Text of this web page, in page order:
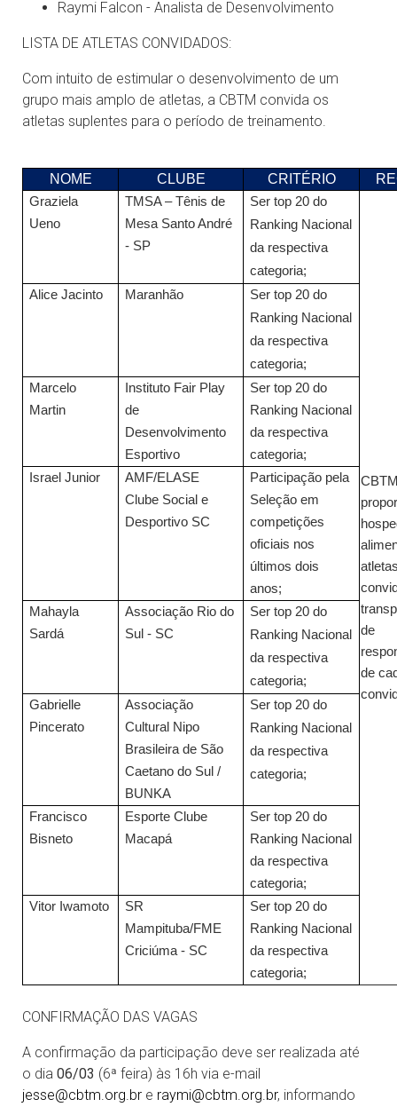
Raymi Falcon - Analista de Desenvolvimento
LISTA DE ATLETAS CONVIDADOS:
Com intuito de estimular o desenvolvimento de um
grupo mais amplo de atletas, a CBTM convida os
atletas suplentes para o período de treinamento.
NOME CLUBE CRITÉRIO
Graziela
Ueno
TMSA – Tênis de
Mesa Santo André
- SP
Ser top 20 do
Ranking Nacional
da respectiva
categoria;
de
de
Alice Jacinto Maranhão
Ser top 20 do
Ranking Nacional
da respectiva
categoria;
Marcelo
Martin
Instituto Fair Play
de
Desenvolvimento
Esportivo
Ser top 20 do
Ranking Nacional
da respectiva
categoria;
Israel Junior
AMF/ELASE
Clube Social e
Desportivo SC
Participação pela
Seleção em
competições
oficiais nos
últimos dois
anos;
Mahayla
Sardá
Associação Rio do
Sul - SC
Ser top 20 do
Ranking Nacional
da respectiva
categoria;
Gabrielle
Pincerato
Associação
Cultural Nipo
Brasileira de São
Caetano do Sul /
BUNKA
Ser top 20 do
Ranking Nacional
da respectiva
categoria;
Francisco
Bisneto
Esporte Clube
Macapá
Ser top 20 do
Ranking Nacional
da respectiva
categoria;
Vitor Iwamoto
SR
Mampituba/FME
Criciúma - SC
Ser top 20 do
Ranking Nacional
da respectiva
categoria;
CONFIRMAÇÃO DAS VAGAS
A confirmação da participação deve ser realizada até
o dia 06/03 (6ª feira) às 16h via e-mail
jesse@cbtm.org.br e raymi@cbtm.org.br, informando